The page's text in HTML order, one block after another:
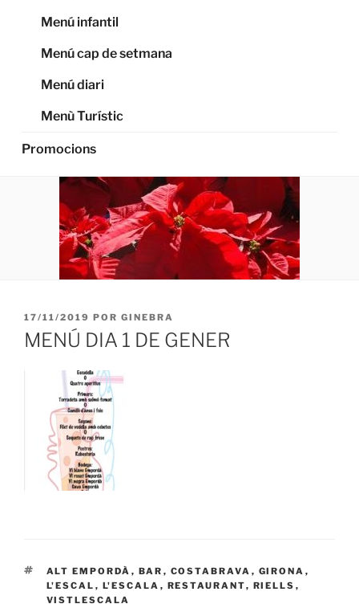
Menú infantil
Menú cap de setmana
Menú diari
Menù Turístic
Promocions
PUBLICADO
EL
17/11/2019 POR GINEBRA
MENÚ DIA 1 DE GENER
ETIQUETAS
ALT EMPORDÀ , BAR , COSTABRAVA , GIRONA ,
L'ESCAL , L'ESCALA , RESTAURANT, RIELLS ,
VISTLESCALA